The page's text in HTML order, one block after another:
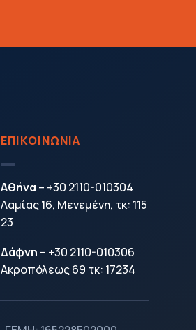
ΕΠΙΚΟΙΝΩΝΙΑ
Αθήνα – +30 2110-010304
Λαμίας 16, Μενεμένη, τκ: 115
23
Δάφνη – +30 2110-010306
Ακροπόλεως 69 τκ: 17234